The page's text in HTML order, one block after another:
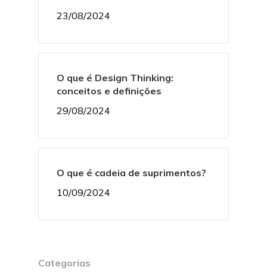
23/08/2024
O que é Design Thinking:
conceitos e definições
29/08/2024
O que é cadeia de suprimentos?
10/09/2024
Categorias